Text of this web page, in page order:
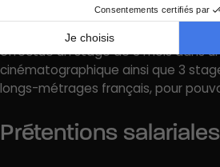
posséder la carte professionnelle
cinéma (CNC), accordée aux
effectué un stage de 3 mois dans
cinématographique ainsi que 3
longs-métrages français, pour
Prétentions salariales